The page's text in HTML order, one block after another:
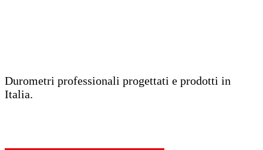
Durometri professionali progettati e prodotti in
Italia.